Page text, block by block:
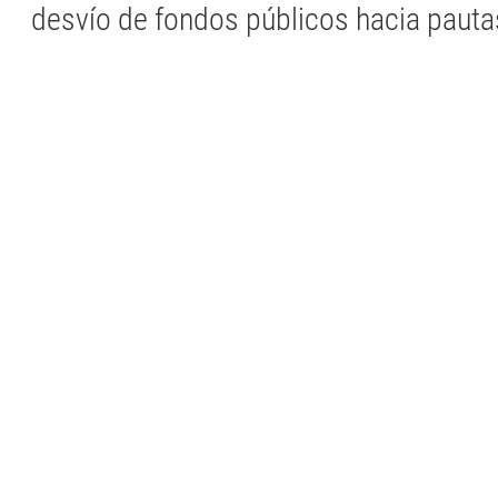
desvío de fondos públicos hacia